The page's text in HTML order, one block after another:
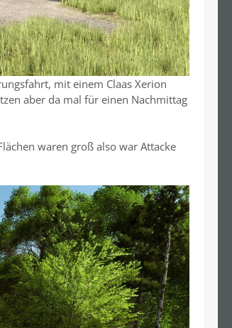
mit einem Claas Xerion
aber da mal für einen Nachmittag
waren groß also war Attacke